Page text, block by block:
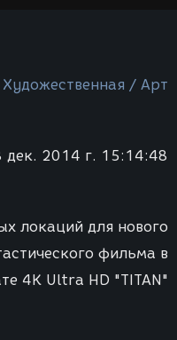
Художественная / Арт
дек. 2014 г. 15:14:48
локаций для нового
фильма в
4K Ultra HD "TITAN"